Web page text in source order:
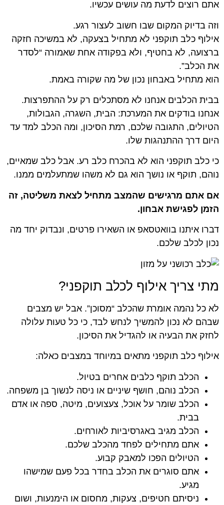
אתם רוצים לדעת מה עושים עכשיו.
וזה בדיוק המקום שבו חשוב לעצור רגע.
אילוף כלב תוקפני לא מתחיל בצעקה, לא במשיכה חזקה
ברצועה, לא בחטיף, ולא בפקודה אחת שאמורה “לסדר
את הכלב”.
הוא מתחיל באבחון נכון של מה שקורה באמת.
בבית הכלבים אנחנו לא מסתכלים רק על ההתפרצות.
אנחנו בודקים את המערכת: הבית, השגרה, הגבולות,
הטיולים, התגובה שלכם, רמת הסיכון, ומה הכלב למד עד
היום דרך ההתנהגות שלו.
כי כלב תוקפני הוא לא בהכרח כלב רע. אבל כלב שמאיים,
נוהם, תוקף או נושך הוא גם לא משהו שמתעלמים ממנו.
אם אתם מרגישים שהמצב מתחיל לצאת משליטה, זה
הזמן לפגישת אבחון.
דברו איתנו בוואטסאפ או השאירו פרטים, ונבדוק יחד מה
נכון לכלב שלכם.
מתי צריך אילוף לכלב תוקפני?
לא כל נהמה אומרת שהכלב “מסוכן”. אבל יש מצבים
שבהם לא נכון להמשיך לנחש לבד, כי כל טעות עלולה
לחזק את הבעיה או להגדיל את הסיכון.
אילוף כלב תוקפני מתאים במיוחד במצבים כאלה:
הכלב תוקף כלבים אחרים בטיול.
הכלב נוהם, חושף שיניים או ניסה לנשוך בן משפחה.
הכלב שומר על אוכל, צעצועים, מיטה, ספה או אדם
בבית.
הכלב מגיב באגרסיביות לאורחים.
אתם מתחילים לפחד מהכלב שלכם.
הטיולים הפכו למאבק קבוע.
אתם סוגרים את הכלב בחדר בכל פעם שמישהו
מגיע.
ניסיתם חטיפים, צעקות, מחסום או הימנעות, ושום